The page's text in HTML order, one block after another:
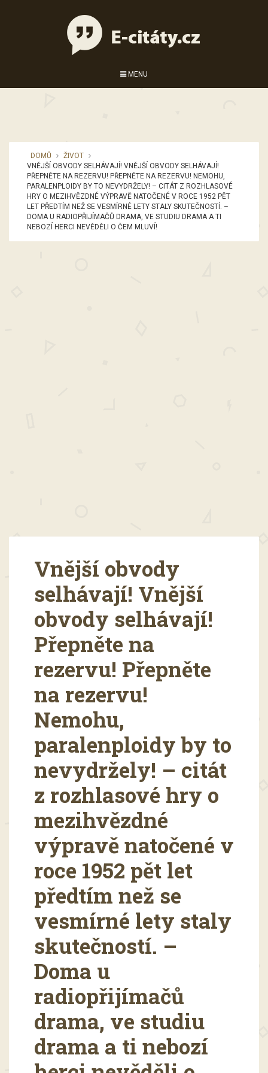
MENU
DOMŮ
ŽIVOT
VNĚJŠÍ OBVODY SELHÁVAJÍ! VNĚJŠÍ OBVODY SELHÁVAJÍ!
PŘEPNĚTE NA REZERVU! PŘEPNĚTE NA REZERVU! NEMOHU,
PARALENPLOIDY BY TO NEVYDRŽELY! – CITÁT Z ROZHLASOVÉ
HRY O MEZIHVĚZDNÉ VÝPRAVĚ NATOČENÉ V ROCE 1952 PĚT
LET PŘEDTÍM NEŽ SE VESMÍRNÉ LETY STALY SKUTEČNOSTÍ. –
DOMA U RADIOPŘIJÍMAČŮ DRAMA, VE STUDIU DRAMA A TI
NEBOZÍ HERCI NEVĚDĚLI O ČEM MLUVÍ!
Vnější obvody
selhávají! Vnější
obvody selhávají!
Přepněte na
rezervu! Přepněte
na rezervu!
Nemohu,
paralenploidy by to
nevydržely! – citát
z rozhlasové hry o
mezihvězdné
výpravě natočené v
roce 1952 pět let
předtím než se
vesmírné lety staly
skutečností. –
Doma u
radiopřijímačů
drama, ve studiu
drama a ti nebozí